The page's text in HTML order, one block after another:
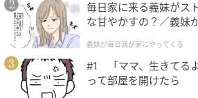
「新しいMac買ったー！」「友達
「おしゃれなカフェで仕事（写真
返済期限を過ぎた時期と投稿日付
ていた。
毎日家に来る義妹がス
な甘やかすの？／義妹
が】
義妹が毎日我が家にやってくる
#1 「ママ、生きてる
って部屋を開けたら